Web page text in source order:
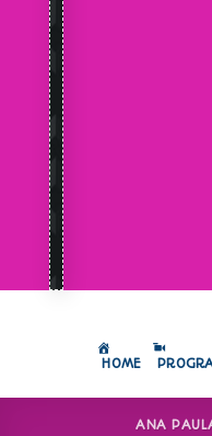
HOME
ANA